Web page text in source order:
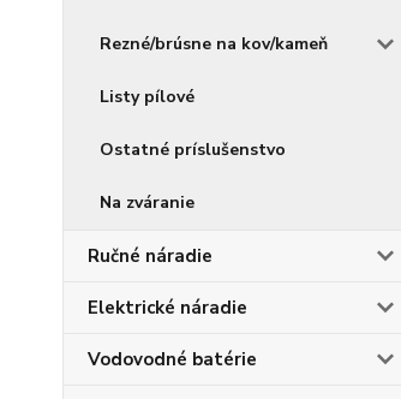
Rezné/brúsne na kov/kameň
Listy pílové
Ostatné príslušenstvo
Na zváranie
Ručné náradie
Elektrické náradie
Vodovodné batérie